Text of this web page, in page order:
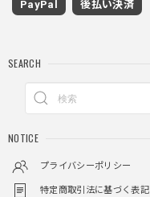
PayPal 後払い決済
SEARCH
NOTICE
プライバシーポリシー
特定商取引法に基づく表記